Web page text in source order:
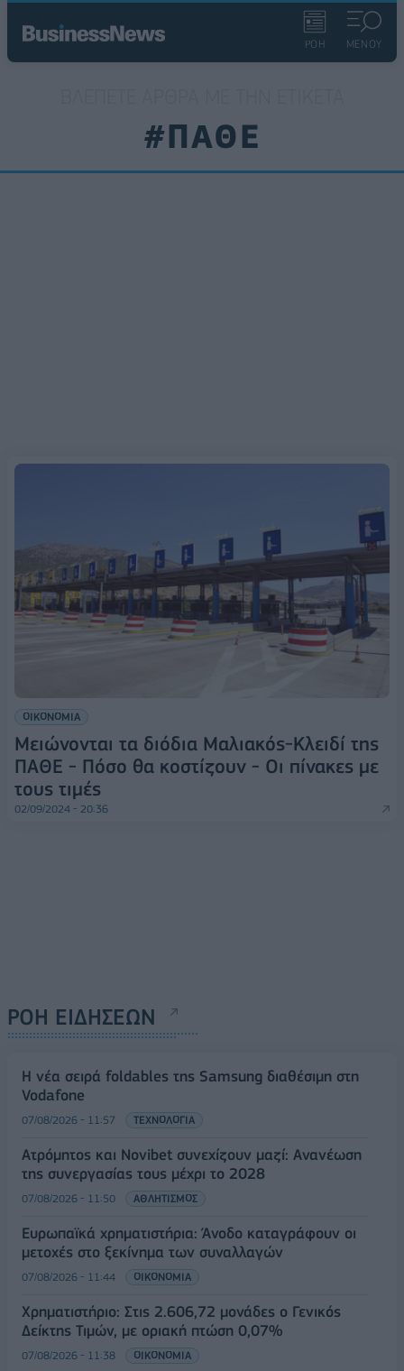
ΡΟΗ ΜΕΝΟΥ
#ΠΑΘΕ
ΟΙΚΟΝΟΜΙΑ
Μειώνονται τα διόδια Μαλιακός-Κλειδί της
ΠΑΘΕ - Πόσο θα κοστίζουν - Οι πίνακες με
τους τιμές
02/09/2024 - 20:36
ΡΟΗ ΕΙΔΗΣΕΩΝ
Η νέα σειρά foldables της Samsung διαθέσιμη στη
Vodafone
07/08/2026 - 11:57 ΤΕΧΝΟΛΟΓΙΑ
Ατρόμητος και Novibet συνεχίζουν μαζί: Ανανέωση
της συνεργασίας τους μέχρι το 2028
07/08/2026 - 11:50 ΑΘΛΗΤΙΣΜΟΣ
Ευρωπαϊκά χρηματιστήρια: Άνοδο καταγράφουν οι
μετοχές στο ξεκίνημα των συναλλαγών
07/08/2026 - 11:44 ΟΙΚΟΝΟΜΙΑ
Χρηματιστήριο: Στις 2.606,72 μονάδες ο Γενικός
Δείκτης Τιμών, με οριακή πτώση 0,07%
07/08/2026 - 11:38 ΟΙΚΟΝΟΜΙΑ